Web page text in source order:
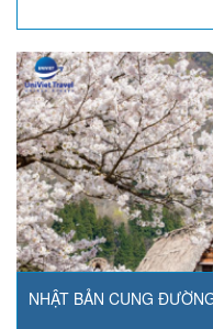
NHẬT BẢN CUNG